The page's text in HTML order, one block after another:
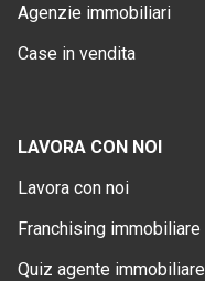
Agenzie immobiliari
Case in vendita
LAVORA CON NOI
Lavora con noi
Franchising immobiliare
Quiz agente immobiliare